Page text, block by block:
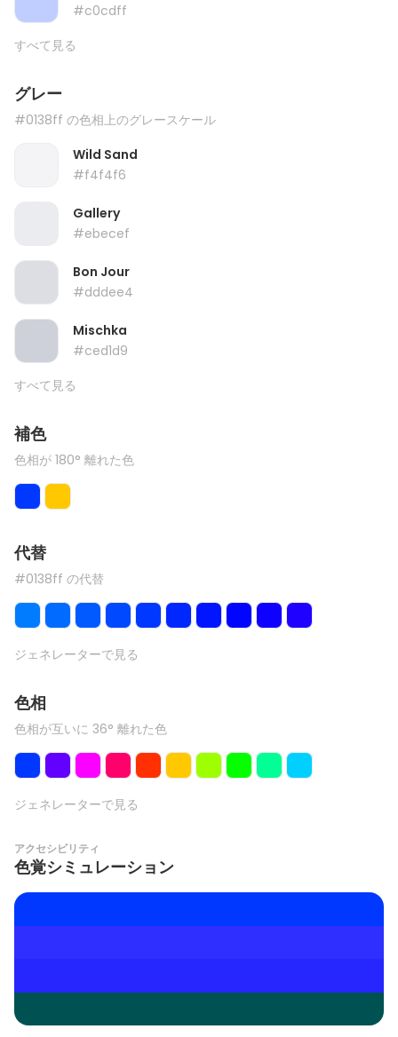
#c0cdff
すべて見る
グレー
#0138ff の色相上のグレースケール
Wild Sand
#f4f4f6
Gallery
#ebecef
Bon Jour
#dddee4
Mischka
#ced1d9
すべて見る
補色
色相が 180° 離れた色
代替
#0138ff の代替
ジェネレーターで見る
色相
色相が互いに 36° 離れた色
ジェネレーターで見る
アクセシビリティ
色覚シミュレーション